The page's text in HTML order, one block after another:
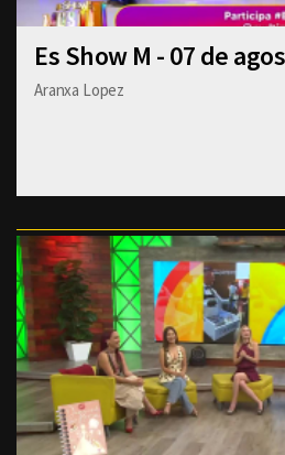
Es Show M - 07 de
Aranxa Lopez